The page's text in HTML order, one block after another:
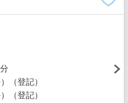
（登記）
（登記）